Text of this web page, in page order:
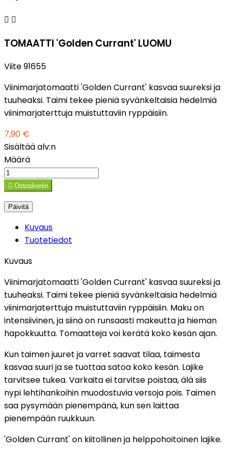
 
TOMAATTI 'Golden Currant' LUOMU
Viite91655
Viinimarjatomaatti 'Golden Currant' kasvaa suureksi ja
tuuheaksi. Taimi tekee pieniä syvänkeltaisia hedelmiä
viinimarjaterttuja muistuttaviin ryppäisiin.
7,90 €
Sisältää alv:n
Määrä
 Ostoskoriin
Kuvaus
Tuotetiedot
Kuvaus
Viinimarjatomaatti 'Golden Currant' kasvaa suureksi ja
tuuheaksi. Taimi tekee pieniä syvänkeltaisia hedelmiä
viinimarjaterttuja muistuttaviin ryppäisiin. Maku on
intensiivinen, ja siinä on runsaasti makeutta ja hieman
hapokkuutta. Tomaatteja voi kerätä koko kesän ajan.
Kun taimen juuret ja varret saavat tilaa, taimesta
kasvaa suuri ja se tuottaa satoa koko kesän. Lajike
tarvitsee tukea. Varkaita ei tarvitse poistaa, älä siis
nypi lehtihankoihin muodostuvia versoja pois. Taimen
saa pysymään pienempänä, kun sen laittaa
pienempään ruukkuun.
'Golden Currant' on kiitollinen ja helppohoitoinen lajike.